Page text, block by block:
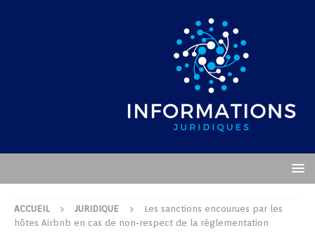
ACCUEIL JURIDIQUE
Les sanctions encourues par les
hôtes Airbnb en cas de non-respect de la réglementation